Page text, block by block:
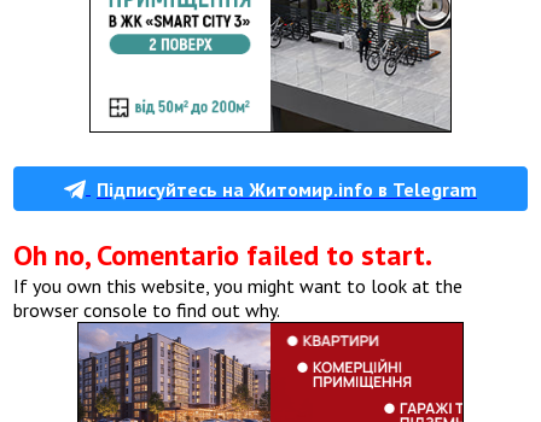
Підписуйтесь на Житомир.info в Telegram
Oh no, Comentario failed to start.
If you own this website, you might want to look at the
browser console to find out why.